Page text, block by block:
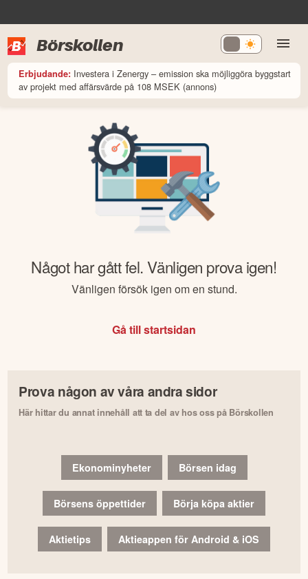
Börskollen
Erbjudande: Investera i Zenergy – emission ska möjliggöra byggstart
av projekt med affärsvärde på 108 MSEK (annons)
Något har gått fel. Vänligen prova igen!
Vänligen försök igen om en stund.
Gå till startsidan
Prova någon av våra andra sidor
Här hittar du annat innehåll att ta del av hos oss på Börskollen
Ekonominyheter Börsen idag
Börsens öppettider Börja köpa aktier
Aktietips Aktieappen för Android & iOS